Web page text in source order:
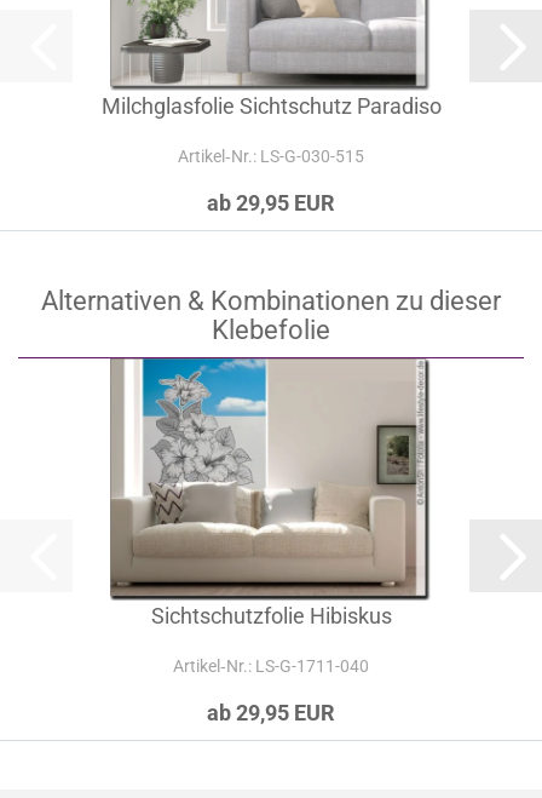
Milchglasfolie Sichtschutz Paradiso
Artikel‑Nr.: LS-G-030-515
ab 29,95 EUR
Alternativen & Kombinationen zu dieser
Klebefolie
Sichtschutzfolie Hibiskus
Artikel‑Nr.: LS-G-1711-040
ab 29,95 EUR